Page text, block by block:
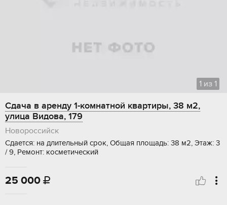
1 из 1
Сдача в аренду 1-комнатной квартиры, 38 м2,
улица Видова, 179
Новороссийск
Сдается: на длительный срок, Общая площадь: 38 м2, Этаж: 3
/ 9, Ремонт: косметический
25 000 